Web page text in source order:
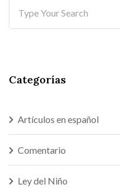
Categorías
Artículos en español
Comentario
Ley del Niño